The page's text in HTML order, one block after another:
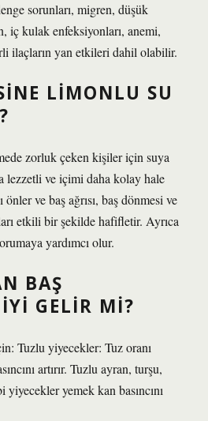
sorunları, migren, düşük
iç kulak enfeksiyonları, anemi,
ilaçların yan etkileri dahil olabilir.
LIMONLU SU
zorluk çeken kişiler için suya
lezzetli ve içimi daha kolay hale
ve baş ağrısı, baş dönmesi ve
etkili bir şekilde hafifletir. Ayrıca
yardımcı olur.
BAŞ
GELIR MI?
Tuzlu yiyecekler: Tuz oranı
artırır. Tuzlu ayran, turşu,
yemek kan basıncını